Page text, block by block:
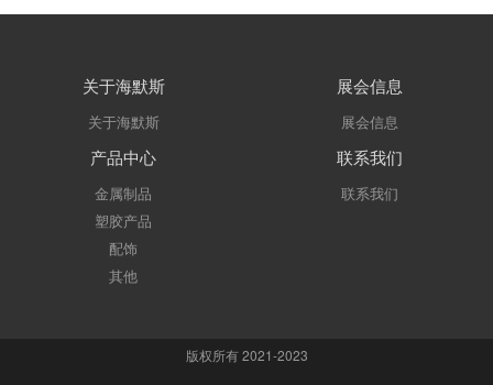
关于海默斯
关于海默斯
展会信息
展会信息
产品中心
金属制品
塑胶产品
配饰
其他
联系我们
联系我们
版权所有 2021-2023